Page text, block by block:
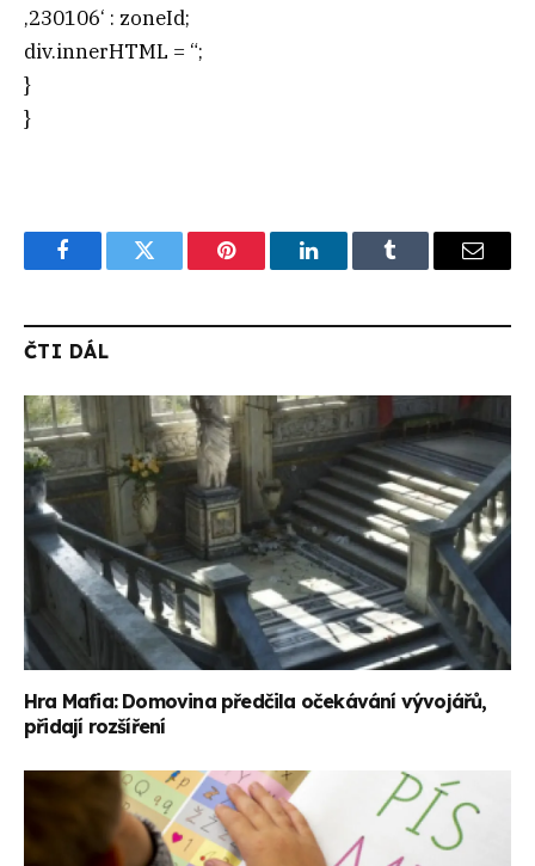
‚230106‘ : zoneId;
div.innerHTML = “;
}
}
FacebookTwitter Pinterest LinkedInTumblr Email
ČTI DÁL
Hra Mafia: Domovina předčila očekávání vývojářů,
přidají rozšíření